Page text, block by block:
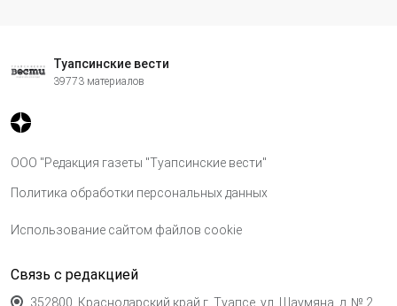
Туапсинские вести
39773 материалов
ООО "Редакция газеты "Туапсинские вести"
Политика обработки персональных данных
Использование сайтом файлов cookie
Связь с редакцией
352800, Краснодарский край,г. Туапсе, ул. Шаумяна, д. № 2